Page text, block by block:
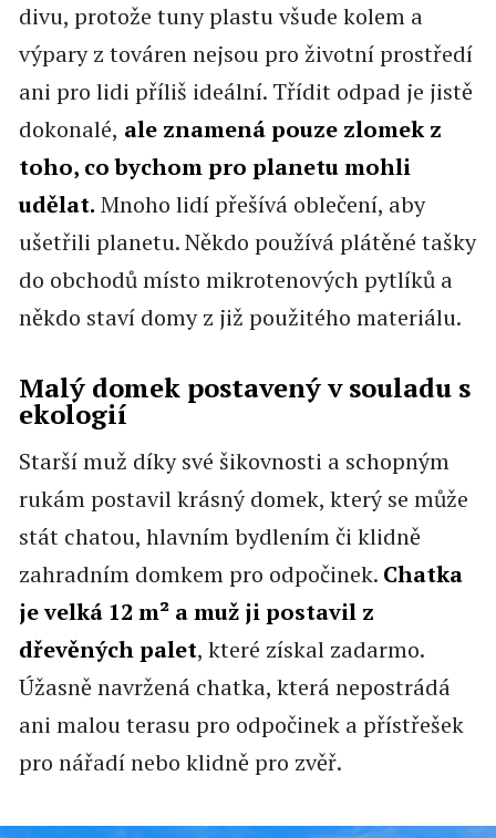
divu, protože tuny plastu všude kolem a
výpary z továren nejsou pro životní prostředí
ani pro lidi příliš ideální. Třídit odpad je jistě
dokonalé, ale znamená pouze zlomek z
toho, co bychom pro planetu mohli
udělat. Mnoho lidí přešívá oblečení, aby
ušetřili planetu. Někdo používá plátěné tašky
do obchodů místo mikrotenových pytlíků a
někdo staví domy z již použitého materiálu.
Malý domek postavený v souladu s
ekologií
Starší muž díky své šikovnosti a schopným
rukám postavil krásný domek, který se může
stát chatou, hlavním bydlením či klidně
zahradním domkem pro odpočinek. Chatka
je velká 12 m² a muž ji postavil z
dřevěných palet, které získal zadarmo.
Úžasně navržená chatka, která nepostrádá
ani malou terasu pro odpočinek a přístřešek
pro nářadí nebo klidně pro zvěř.